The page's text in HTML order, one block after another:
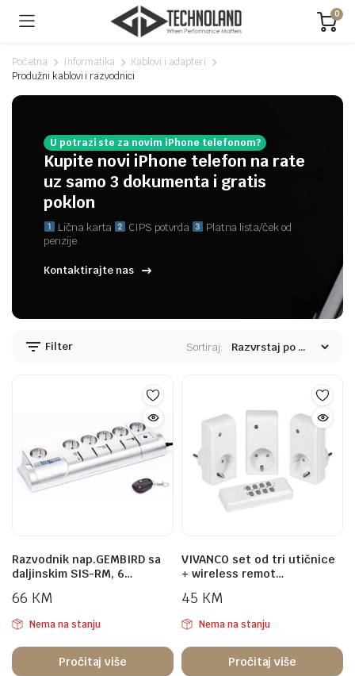
0
Početna Informatika
Kablovi i adapteri
Produžni kablovi i razvodnici
U potrazi ste za novim iPhone telefonom?
Kupite novi iPhone telefon na rate
uz samo 3 dokumenta i gratis
poklon
Lična karta CIPS potvrda
Platna lista/ček od
penzije
Kontaktirajte nas
Filter Sortiraj:
Razvodnik nap.GEMBIRD sa
daljinskim SIS-RM, 6…
66 KM
Nema na stanju
Pročitaj više
VIVANCO set od tri utičnice
+ wireless remot…
45 KM
Nema na stanju
Pročitaj više